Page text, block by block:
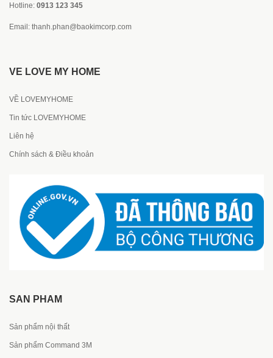
Hotline: 0913 123 345
Email: thanh.phan@baokimcorp.com
VỀ LOVE MY HOME
VỀ LOVEMYHOME
Tin tức LOVEMYHOME
Liên hệ
Chính sách & Điều khoản
SẢN PHẨM
Sản phẩm nội thất
Sản phẩm Command 3M